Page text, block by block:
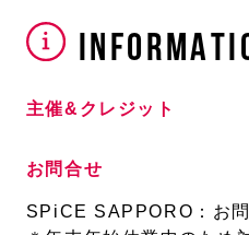
主催&クレジット
お問合せ
SPiCE SAPPORO：お